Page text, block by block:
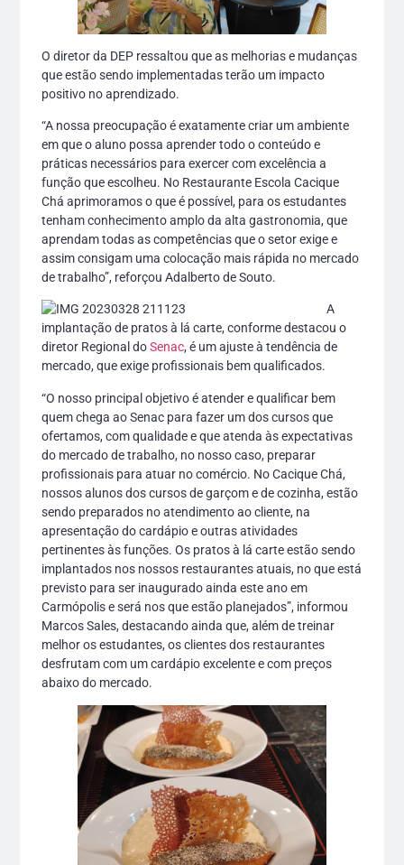
O diretor da DEP ressaltou que as melhorias e mudanças
que estão sendo implementadas terão um impacto
positivo no aprendizado.
“A nossa preocupação é exatamente criar um ambiente
em que o aluno possa aprender todo o conteúdo e
práticas necessários para exercer com excelência a
função que escolheu. No Restaurante Escola Cacique
Chá aprimoramos o que é possível, para os estudantes
tenham conhecimento amplo da alta gastronomia, que
aprendam todas as competências que o setor exige e
assim consigam uma colocação mais rápida no mercado
de trabalho”, reforçou Adalberto de Souto.
A
implantação de pratos à lá carte, conforme destacou o
diretor Regional doSenac, é um ajuste à tendência de
mercado, que exige profissionais bem qualificados.
“O nosso principal objetivo é atender e qualificar bem
quem chega ao Senac para fazer um dos cursos que
ofertamos, com qualidade e que atenda às expectativas
do mercado de trabalho, no nosso caso, preparar
profissionais para atuar no comércio. No Cacique Chá,
nossos alunos dos cursos de garçom e de cozinha, estão
sendo preparados no atendimento ao cliente, na
apresentação do cardápio e outras atividades
pertinentes às funções. Os pratos à lá carte estão sendo
implantados nos nossos restaurantes atuais, no que está
previsto para ser inaugurado ainda este ano em
Carmópolis e será nos que estão planejados”, informou
Marcos Sales, destacando ainda que, além de treinar
melhor os estudantes, os clientes dos restaurantes
desfrutam com um cardápio excelente e com preços
abaixo do mercado.